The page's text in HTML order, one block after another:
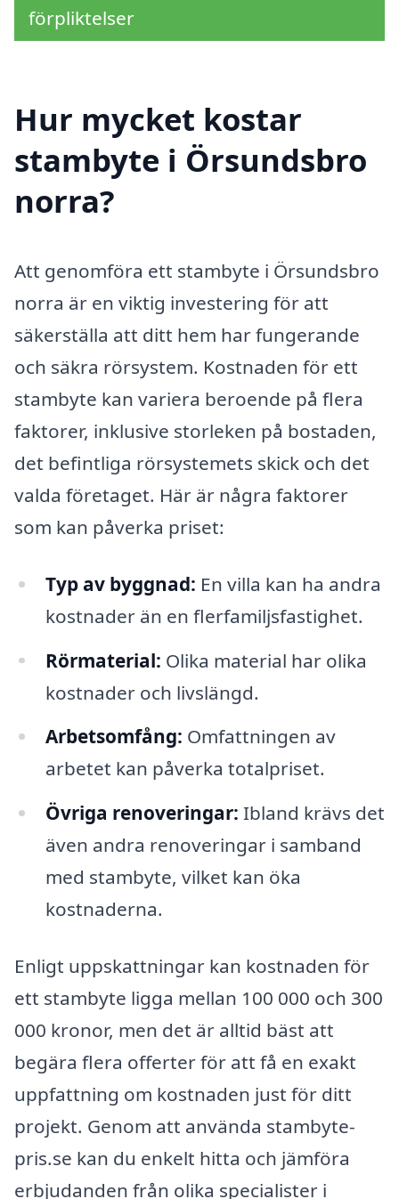
förpliktelser
Hur mycket kostar
stambyte i Örsundsbro
norra?
Att genomföra ett stambyte i Örsundsbro
norra är en viktig investering för att
säkerställa att ditt hem har fungerande
och säkra rörsystem. Kostnaden för ett
stambyte kan variera beroende på flera
faktorer, inklusive storleken på bostaden,
det befintliga rörsystemets skick och det
valda företaget. Här är några faktorer
som kan påverka priset:
Typ av byggnad: En villa kan ha andra
kostnader än en flerfamiljsfastighet.
Rörmaterial: Olika material har olika
kostnader och livslängd.
Arbetsomfång: Omfattningen av
arbetet kan påverka totalpriset.
Övriga renoveringar: Ibland krävs det
även andra renoveringar i samband
med stambyte, vilket kan öka
kostnaderna.
Enligt uppskattningar kan kostnaden för
ett stambyte ligga mellan 100 000 och 300
000 kronor, men det är alltid bäst att
begära flera offerter för att få en exakt
uppfattning om kostnaden just för ditt
projekt. Genom att använda stambyte-
pris.se kan du enkelt hitta och jämföra
erbjudanden från olika specialister i